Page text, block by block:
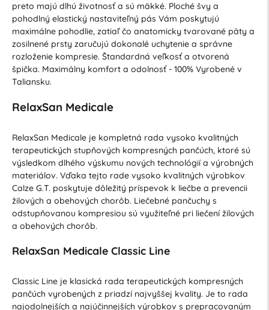
preto majú dlhú životnosť a sú mäkké. Ploché švy a
pohodlný elastický nastaviteľný pás Vám poskytujú
maximálne pohodlie, zatiaľ čo anatomicky tvarované päty a
zosilnené prsty zaručujú dokonalé uchytenie a správne
rozloženie kompresie. Štandardná veľkosť a otvorená
špička. Maximálny komfort a odolnosť - 100% Vyrobené v
Taliansku.
RelaxSan Medicale
RelaxSan Medicale je kompletná rada vysoko kvalitných
terapeutických stupňových kompresných pančúch, ktoré sú
výsledkom dlhého výskumu nových technológií a výrobných
materiálov. Vďaka tejto rade vysoko kvalitných výrobkov
Calze G.T. poskytuje dôležitý príspevok k liečbe a prevencii
žilových a obehových chorôb. Liečebné pančuchy s
odstupňovanou kompresiou sú využiteľné pri liečení žilových
a obehových chorôb.
RelaxSan Medicale Classic Line
Classic Line je klasická rada terapeutických kompresných
pančúch vyrobených z priadzí najvyššej kvality. Je to rada
najodolnejších a najúčinnejších výrobkov s prepracovaným